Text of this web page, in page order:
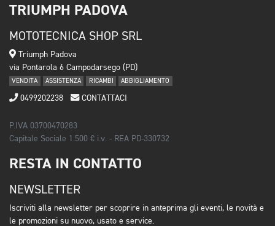
TRIUMPH PADOVA
MOTOTECNICA SHOP SRL
Triumph Padova
via Pontarola 6 Campodarsego (PD)
VENDITA ASSISTENZA RICAMBI ABBIGLIAMENTO
0499202238 CONTATTACI
P.IVA 03700470283
Capitale Sociale 1.500 € i.v. - REA PD-330732
RESTA IN CONTATTO
NEWSLETTER
Iscriviti alla newsletter per scoprire in anteprima gli eventi, le novità e
le promozioni su nuovo, usato e service.